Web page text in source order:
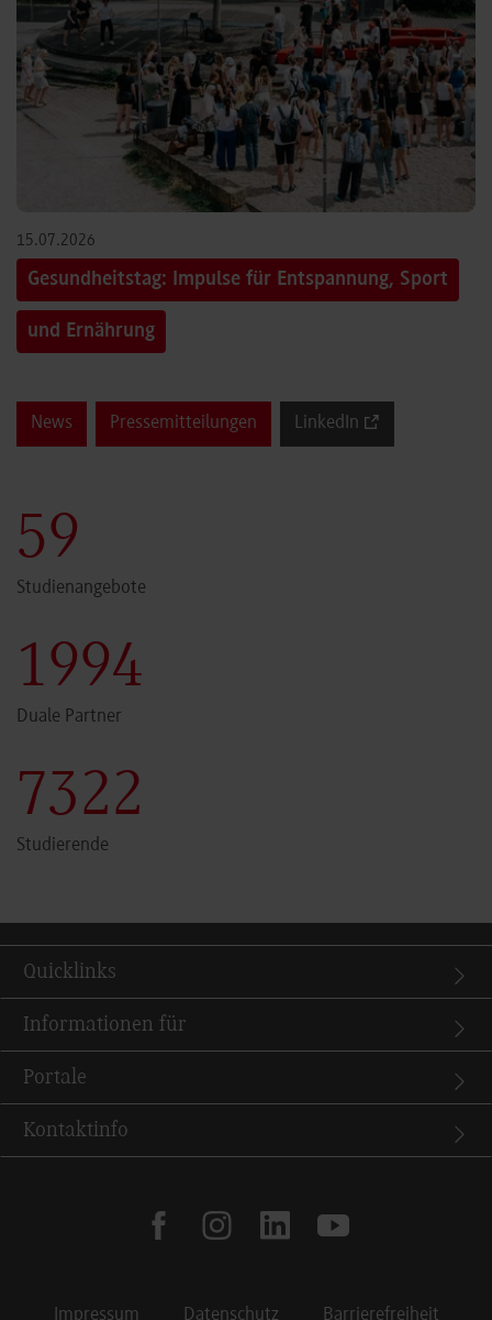
15.07.2026
Gesundheitstag: Impulse für Entspannung, Sport
und Ernährung
News Pressemitteilungen LinkedIn
60
Studienangebote
2000
Duale Partner
7341
Studierende
Quicklinks
Informationen für
Portale
Kontaktinfo
facebookinstagramlinkedin youtube